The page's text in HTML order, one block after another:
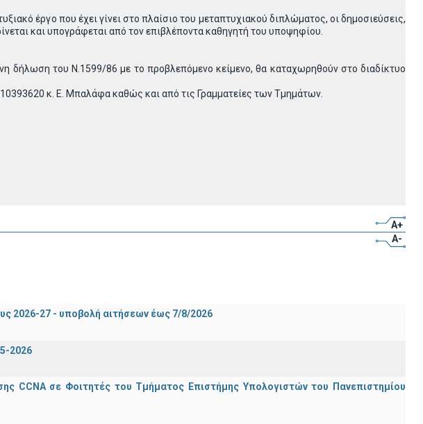
έργο που έχει γίνει στο πλαίσιο του μεταπτυχιακού διπλώματος, οι δημοσιεύσεις,
και υπογράφεται από τον επιβλέποντα καθηγητή του υποψηφίου.
δήλωση του Ν.1599/86 με το προβλεπόμενο κείμενο, θα καταχωρηθούν στο διαδίκτυο
κ. Ε. Μπαλάφα καθώς και από τις Γραμματείες των Τμημάτων.
A+
A-
2026-27 - υποβολή αιτήσεων έως 7/8/2026
2026
CCNA σε Φοιτητές του Τμήματος Επιστήμης Υπολογιστών του Πανεπιστημίου